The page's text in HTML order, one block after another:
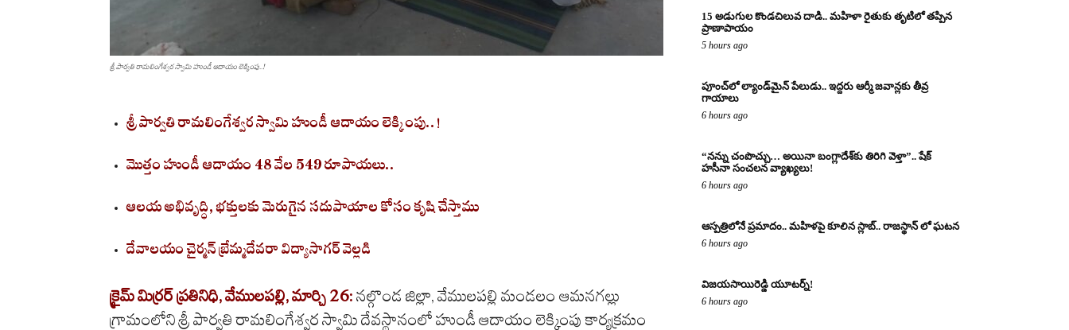
శ్రీ పార్వతి రామలింగేశ్వర స్వామి హుండీ ఆదాయం లెక్కింపు..!
శ్రీ పార్వతి రామలింగేశ్వర స్వామి హుండీ ఆదాయం లెక్కింపు..!
మొత్తం హుండీ ఆదాయం 48 వేల 549రూపాయలు..
ఆలయ అభివృద్ధి, భక్తులకు మెరుగైన సదుపాయాల కోసం కృషిచేస్తాము
దేవాలయంచైర్మన్బ్రేమ్మదేవరావిద్యాసాగర్వెల్లడి
క్రైమ్ మిర్రర్ ప్రతినిధి, వేములపల్లి, మార్చి 26: నల్గొండ జిల్లా, వేములపల్లి మండలం ఆమనగల్లు
గ్రామంలోని శ్రీ పార్వతి రామలింగేశ్వర స్వామి దేవస్థానంలో హుండీ ఆదాయం లెక్కింపు కార్యక్రమం
15 అడుగుల కొండచిలువ దాడి.. మహిళా రైతుకు తృటిలో తప్పిన
ప్రాణాపాయం
5 hours ago
పూంచ్‌లో ల్యాండ్‌మైన్ పేలుడు.. ఇద్దరు ఆర్మీ జవాన్లకు తీవ్ర
గాయాలు
6 hours ago
“నన్ను చంపొచ్చు… అయినా బంగ్లాదేశ్‌కు తిరిగి వెళ్తా”.. షేక్
హసీనా సంచలన వ్యాఖ్యలు!
6 hours ago
ఆస్పత్రిలోనే ప్రమాదం.. మహిళపై కూలిన స్లాబ్‌.. రాజస్థాన్ లో ఘటన
6 hours ago
విజయసాయిరెడ్డి యూటర్న్!
6 hours ago